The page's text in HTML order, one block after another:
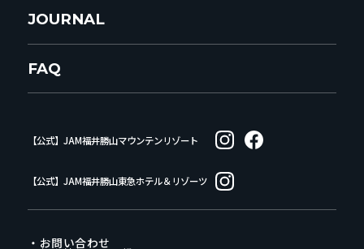
JOURNAL
FAQ
【公式】JAM福井勝山マウンテンリゾート
【公式】JAM福井勝山東急ホテル＆リゾーツ
・お問い合わせ